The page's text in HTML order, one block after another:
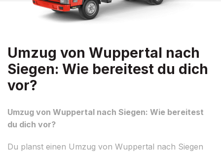
Umzug von Wuppertal nach
Siegen: Wie bereitest du dich
vor?
Umzug von Wuppertal nach Siegen: Wie bereitest
du dich vor?
Du planst einen Umzug von Wuppertal nach Siegen